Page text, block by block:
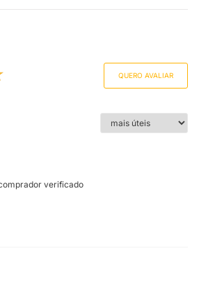
QUERO AVALIAR
verificado